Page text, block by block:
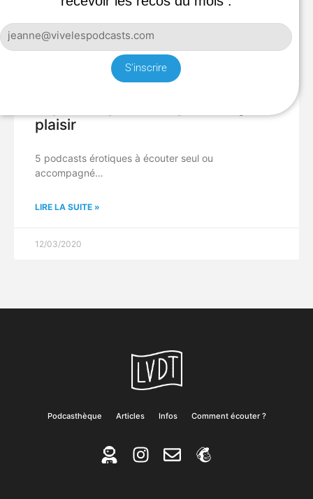
plaisir
5 podcasts érotiques à écouter seul ou
accompagné…
LIRE LA SUITE »
12/03/2020
Podcasthèque Articles Infos Comment écouter ?
S'inscrire